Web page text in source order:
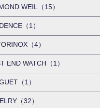
WEIL（15）
（1）
（4）
END WATCH（1）
（1）
（32）